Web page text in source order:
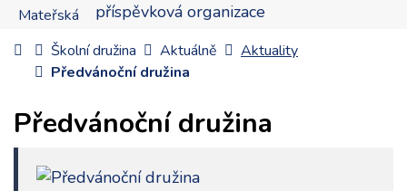
příspěvková organizace
Úvodní stránka
Školní družina Aktuálně
Aktuality
Předvánoční družina
Předvánoční družina